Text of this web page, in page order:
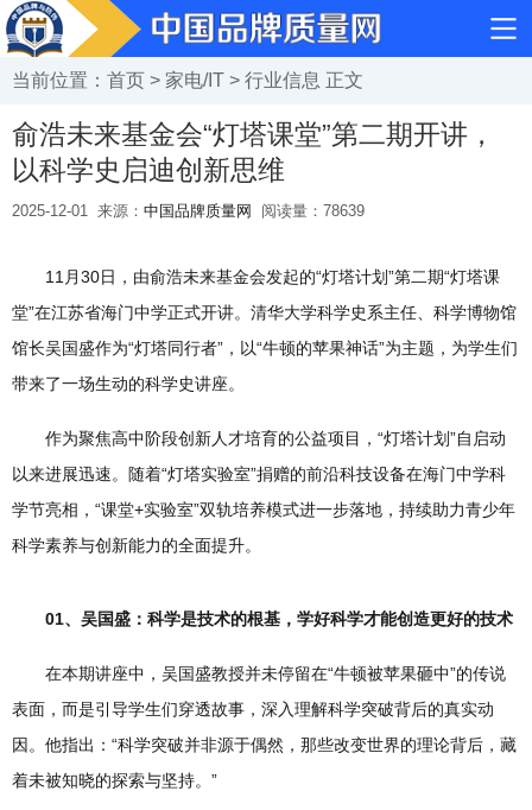
当前位置： 首页 > 家电/IT > 行业信息 正文
俞浩未来基金会“灯塔课堂”第二期开讲，
以科学史启迪创新思维
2025-12-01 来源： 中国品牌质量网 阅读量： 78639
11月30日，由俞浩未来基金会发起的“灯塔计划”第二期“灯塔课
堂”在江苏省海门中学正式开讲。清华大学科学史系主任、科学博物馆
馆长吴国盛作为“灯塔同行者”，以“牛顿的苹果神话”为主题，为学生们
带来了一场生动的科学史讲座。
作为聚焦高中阶段创新人才培育的公益项目，“灯塔计划”自启动
以来进展迅速。随着“灯塔实验室”捐赠的前沿科技设备在海门中学科
学节亮相，“课堂+实验室”双轨培养模式进一步落地，持续助力青少年
科学素养与创新能力的全面提升。
01、吴国盛：科学是技术的根基，学好科学才能创造更好的技术
在本期讲座中，吴国盛教授并未停留在“牛顿被苹果砸中”的传说
表面，而是引导学生们穿透故事，深入理解科学突破背后的真实动
因。他指出：“科学突破并非源于偶然，那些改变世界的理论背后，藏
着未被知晓的探索与坚持。”